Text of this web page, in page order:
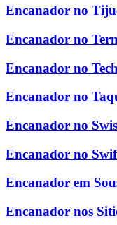
Encanador no
Encanador no
Encanador no
Encanador no
Encanador no
Encanador no
Encanador em
Encanador nos